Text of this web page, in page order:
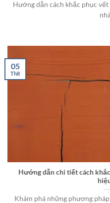
Hướng dẫn cách khắc phục
Hướng dẫn chi tiết cách
Khám phá những phương
05
Th8